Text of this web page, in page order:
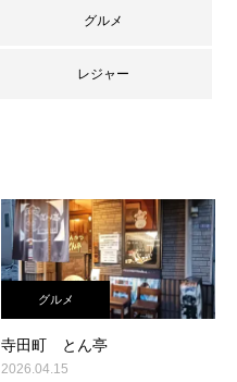
グルメ
レジャー
グルメ
寺田町 とん亭
2026.04.15